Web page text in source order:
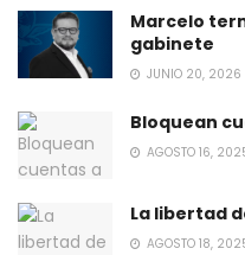
Marcelo
gabinete
JUNIO 20, 2026
Bloquean
AGOSTO 16,
La libertad
AGOSTO 18,